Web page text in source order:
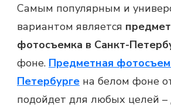
Самым популярным и
вариантом является
фотосъемка в Санкт-
фоне. Предметная
Петербурге на белом фоне
подойдет для любых целей –